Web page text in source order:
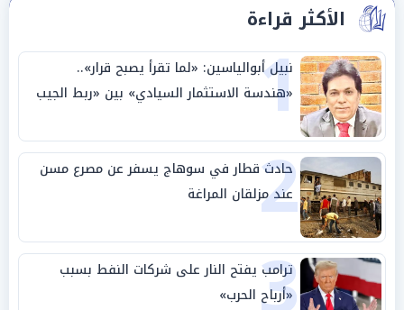
الأكثر قراءة
1
نبيل أبوالياسين: «لما تقرأ يصبح قرار»..
«هندسة الاستثمار السيادي» بين «ربط الجيب
بالوطن» و«سيادة الكلمة»
2
حادث قطار في سوهاج يسفر عن مصرع مسن
عند مزلقان المراغة
ترامب يفتح النار على شركات النفط بسبب
«أرباح الحرب»